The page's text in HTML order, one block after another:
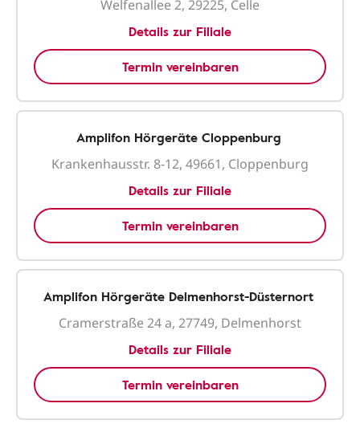
Welfenallee 2, 29225, Celle
Details zur Filiale
Termin vereinbaren
Amplifon Hörgeräte Cloppenburg
Krankenhausstr. 8-12, 49661, Cloppenburg
Details zur Filiale
Termin vereinbaren
Amplifon Hörgeräte Delmenhorst-Düsternort
Cramerstraße 24 a, 27749, Delmenhorst
Details zur Filiale
Termin vereinbaren